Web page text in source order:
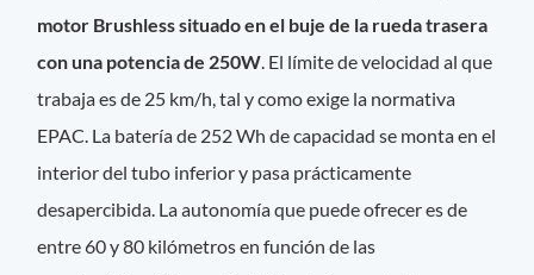
motor Brushlesssituado en el buje de la rueda trasera
con una potencia de 250W. El límite de velocidad al que
trabaja es de 25 km/h, tal y como exige la normativa
EPAC. La batería de 252 Wh de capacidad se monta en el
interior del tubo inferior y pasa prácticamente
desapercibida. La autonomía que puede ofrecer es de
entre 60 y 80 kilómetros en función de las